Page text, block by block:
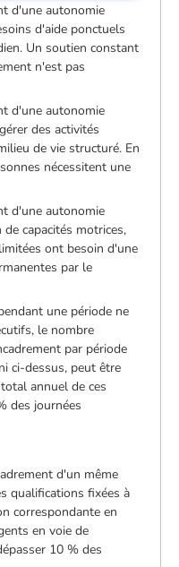
d'une autonomie
d'aide ponctuels
Un soutien constant
n'est pas
d'une autonomie
des activités
de vie structuré. En
nécessitent une
d'une autonomie
capacités motrices,
ont besoin d'une
par le
une période ne
le nombre
par période
ci-dessus, peut être
annuel de ces
des journées
d'un même
qualifications fixées à
correspondante en
en voie de
10 % des